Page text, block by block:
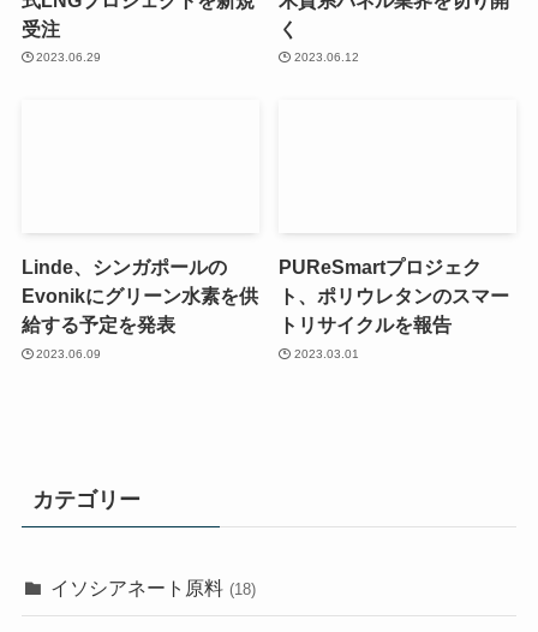
受注
2023.06.29
く
2023.06.12
Linde、シンガポールの
Evonikにグリーン水素を供
給する予定を発表
2023.06.09
PUReSmartプロジェク
ト、ポリウレタンのスマー
トリサイクルを報告
2023.03.01
カテゴリー
イソシアネート原料 (18)